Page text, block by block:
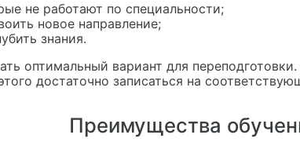
не работают по специальности;
новое направление;
знания.
оптимальный вариант для
достаточно записаться на
Преимущества